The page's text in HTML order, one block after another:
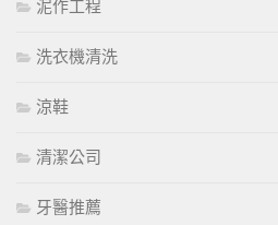
泥作工程
洗衣機清洗
涼鞋
清潔公司
牙醫推薦